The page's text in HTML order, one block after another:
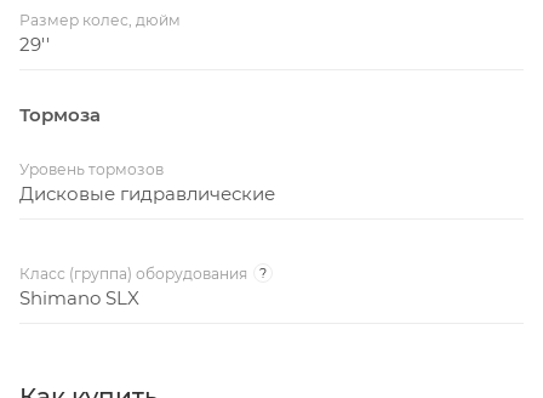
Размер колес, дюйм
29''
Тормоза
Уровень тормозов
Дисковые гидравлические
Класс (группа) оборудования ?
Shimano SLX